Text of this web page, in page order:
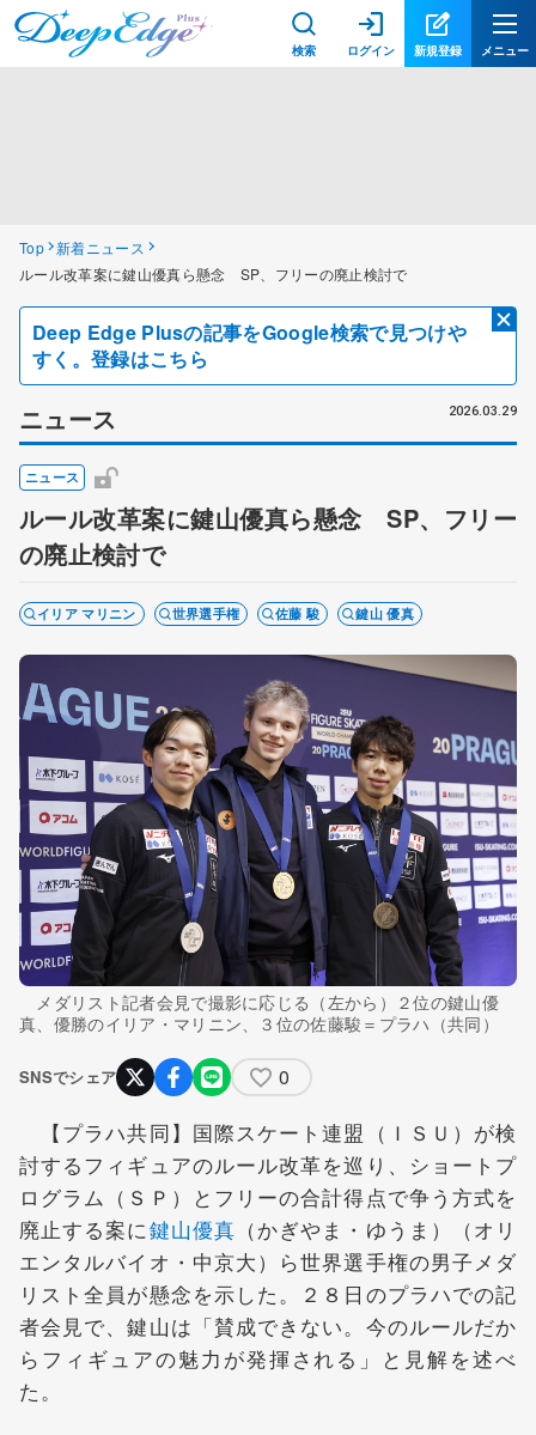
検索 ログイン 新規登録 メニュー
Top 新着ニュース
ルール改革案に鍵山優真ら懸念 SP、フリーの廃止検討で
Deep Edge Plusの記事をGoogle検索で見つけや
すく。登録はこちら
ニュース 2026.03.29
ニュース
ルール改革案に鍵山優真ら懸念 SP、フリー
の廃止検討で
イリア マリニン 世界選手権 佐藤 駿 鍵山 優真
メダリスト記者会見で撮影に応じる（左から）２位の鍵山優
真、優勝のイリア・マリニン、３位の佐藤駿＝プラハ（共同）
SNSでシェア 0
【プラハ共同】国際スケート連盟（ＩＳＵ）が検
討するフィギュアのルール改革を巡り、ショートプ
ログラム（ＳＰ）とフリーの合計得点で争う方式を
廃止する案に鍵山優真 （かぎやま・ゆうま）（オリ
エンタルバイオ・中京大）ら世界選手権の男子メダ
リスト全員が懸念を示した。２８日のプラハでの記
者会見で、鍵山は「賛成できない。今のルールだか
らフィギュアの魅力が発揮される」と見解を述べ
た。